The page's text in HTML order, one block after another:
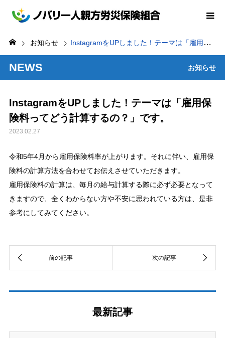
お知らせ InstagramをUPしました！テーマは「雇用保険料ってどう計算するの？」です。
NEWS お知らせ
InstagramをUPしました！テーマは「雇用保
険料ってどう計算するの？」です。
2023.02.27
令和5年4月から雇用保険料率が上がります。それに伴い、雇用保
険料の計算方法を合わせてお伝えさせていただきます。
雇用保険料の計算は、毎月の給与計算する際に必ず必要となって
きますので、全くわからない方や不安に思われている方は、是非
参考にしてみてください。
最新記事